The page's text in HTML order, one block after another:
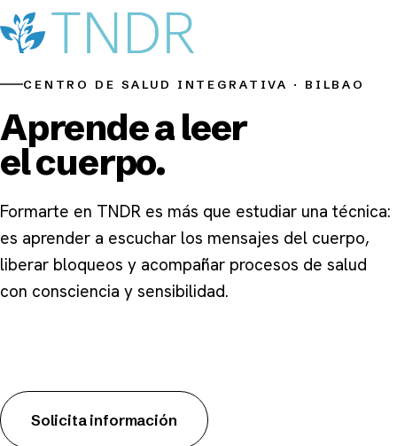
Exploración y Masaje TNDR · Nivel 1
Alimentación Sindrómica TNDR
Herbología Sindrómica TNDR
CENTRO DE SALUD INTEGRATIVA · BILBAO
Aprende a leer
el cuerpo.
Formarte en TNDR es más que estudiar una técnica:
es aprender a escuchar los mensajes del cuerpo,
liberar bloqueos y acompañar procesos de salud
con consciencia y sensibilidad.
Solicita información